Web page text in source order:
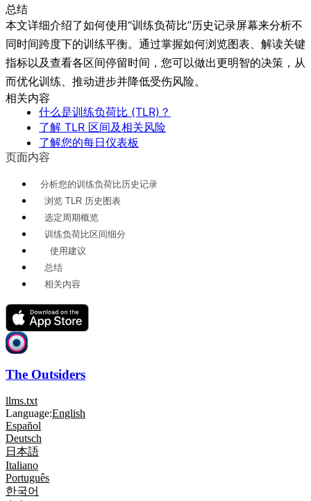
总结
本文详细介绍了如何使用“训练负荷比”历史记录屏幕来分析不
同时间跨度下的训练平衡。通过掌握如何浏览图表、解读关键
指标以及查看各区间停留时间，您可以做出更明智的决策，从
而优化训练、推动进步并降低受伤风险。
相关内容
什么是训练负荷比 (TLR)？
了解 TLR 区间及相关风险
了解您的每日仪表板
页面内容
分析您的训练负荷比历史记录
浏览 TLR 历史图表
选定周期概览
训练负荷比区间细分
使用建议
总结
相关内容
The Outsiders
llms.txt
Language:English
Español
Deutsch
日本語
Italiano
Português
한국어